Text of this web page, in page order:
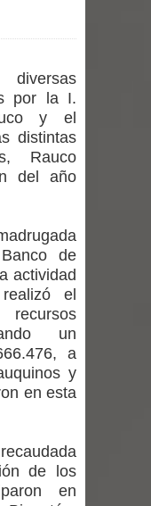
un
hace que
a
contra
fuera a
por la I.
y el
distintas
Rauco
del año
de
actividad
el
un
a
y
en esta
de los
en